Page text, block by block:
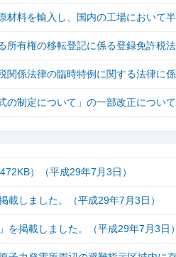
材料を輸入し、国内の工場において
所有権の移転登記に係る登録免許税
関係法律の臨時特例に関する法律に
の制定について」の一部改正につい
）（平成29年7月3日）
載しました。（平成29年7月3日）
を掲載しました。（平成29年7月3日）